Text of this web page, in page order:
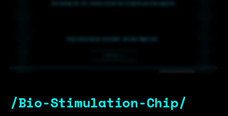
/Bio-Stimulation-Chip/